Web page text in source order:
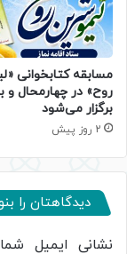
مسابقه کتابخوانی
روح» در چهارمحال و
برگزار می‌شود
2 روز پیش
دیدگاهتان را
نشانی ایمیل